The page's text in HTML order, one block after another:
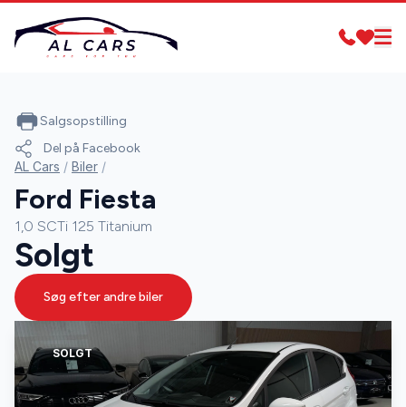
SOLGT
Salgsopstilling
Del på Facebook
AL Cars / Biler /
Ford Fiesta
1,0 SCTi 125 Titanium
Solgt
Søg efter andre biler